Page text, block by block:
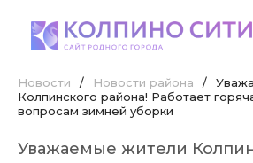
Новости / Новости района /
Колпинского района! Работает
вопросам зимней уборки
Уважаемые жители